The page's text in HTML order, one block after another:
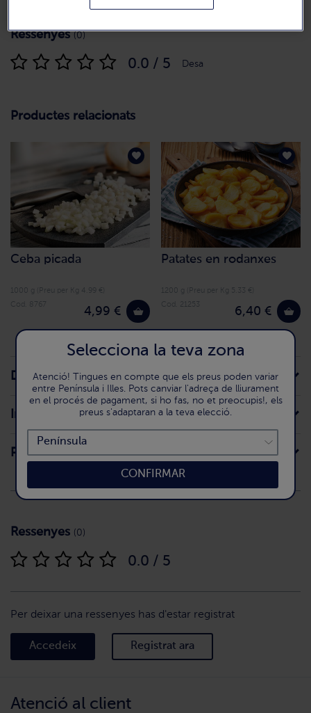
Ressenyes(0)
0.0 / 5 Desa
Productes relacionats
Ceba picada
1000 g (Preu per Kg 4.99 €)
4,99 €
Cod. 8767
Patates en rodanxes
1200 g (Preu per Kg 5.33 €)
6,40 €
Cod. 21253
Descripció de la recepta
Ingredients
Preparació
Ressenyes (0)
0.0 / 5
Per deixar una ressenyes has d'estar registrat
Accedeix Registrat ara
Atenció al client
Selecciona la teva zona
Atenció! Tingues en compte que els preus poden variar
entre Península i Illes. Pots canviar l'adreça de lliurament
en el procés de pagament, si ho fas, no et preocupis!, els
preus s'adaptaran a la teva elecció.
CONFIRMAR